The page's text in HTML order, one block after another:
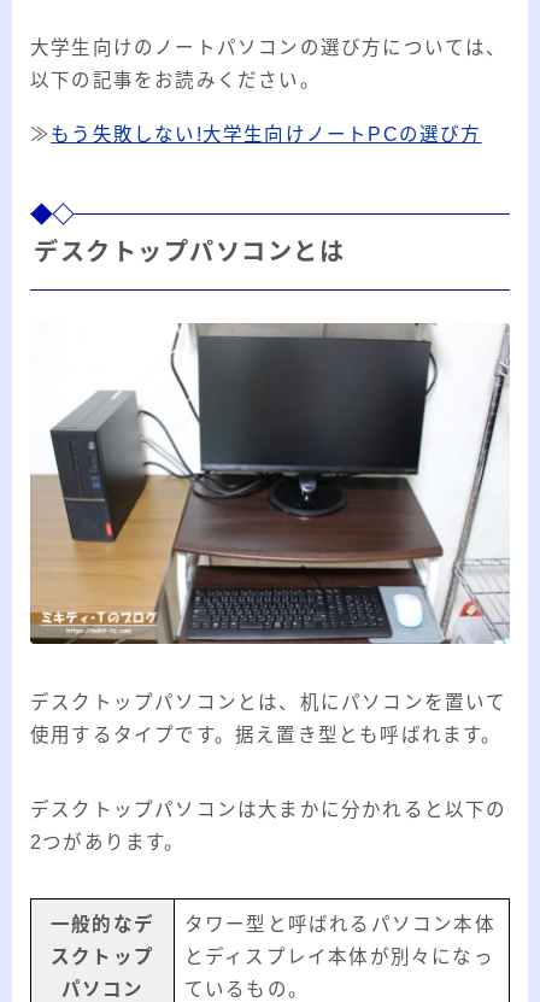
大学生向けのノートパソコンの選び方については、
以下の記事をお読みください。
≫もう失敗しない!大学生向けノートPCの選び方
デスクトップパソコンとは
デスクトップパソコンとは、机にパソコンを置いて
使用するタイプです。据え置き型とも呼ばれます。
デスクトップパソコンは大まかに分かれると以下の
2つがあります。
一般的なデ
スクトップ
パソコン
タワー型と呼ばれるパソコン本体
とディスプレイ本体が別々になっ
ているもの。